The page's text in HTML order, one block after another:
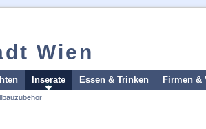
Wien
Inserate Essen & Trinken Firmen &